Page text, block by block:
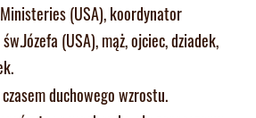
(USA), koordynator
św.Józefa (USA), mąż, ojciec, dziadek,
duchowego wzrostu.